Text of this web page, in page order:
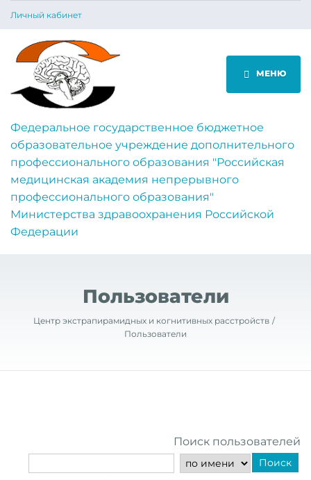
Личный кабинет
МЕНЮ
Федеральное государственное бюджетное
образовательное учреждение дополнительного
профессионального образования "Российская
медицинская академия непрерывного
профессионального образования"
Министерства здравоохранения Российской
Федерации
Пользователи
Центр экстрапирамидных и когнитивных расстройств
Пользователи
Поиск пользователей
Поиск